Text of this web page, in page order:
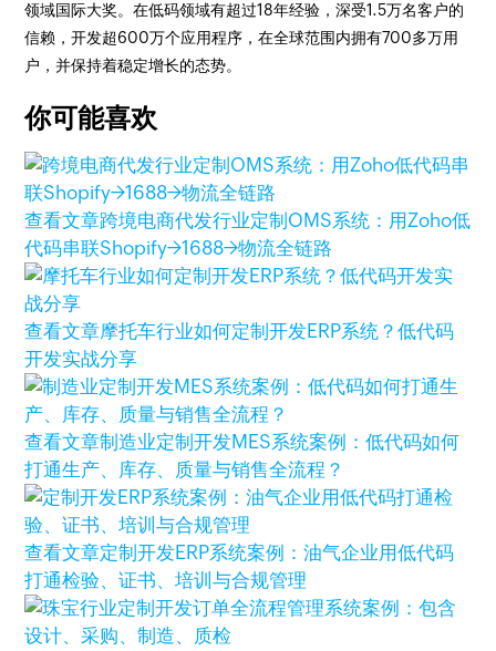
领域国际大奖。在低码领域有超过18年经验，深受1.5万名客户的
信赖，开发超600万个应用程序，在全球范围内拥有700多万用
户，并保持着稳定增长的态势。
你可能喜欢
查看文章跨境电商代发行业定制OMS系统：用Zoho低
代码串联Shopify→1688→物流全链路
查看文章摩托车行业如何定制开发ERP系统？低代码
开发实战分享
查看文章制造业定制开发MES系统案例：低代码如何
打通生产、库存、质量与销售全流程？
查看文章定制开发ERP系统案例：油气企业用低代码
打通检验、证书、培训与合规管理